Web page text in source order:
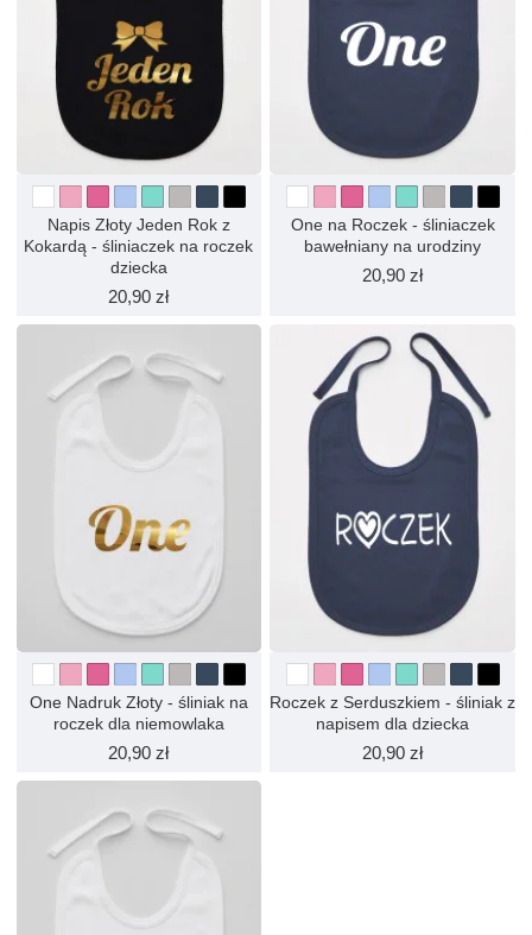
Napis Złoty Jeden Rok z
Kokardą - śliniaczek na roczek
dziecka
20,90 zł
One na Roczek - śliniaczek
bawełniany na urodziny
20,90 zł
One Nadruk Złoty - śliniak na
roczek dla niemowlaka
20,90 zł
Roczek z Serduszkiem - śliniak z
napisem dla dziecka
20,90 zł